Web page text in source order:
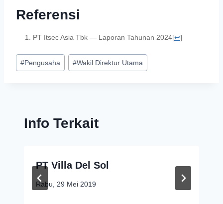
Referensi
PT Itsec Asia Tbk — Laporan Tahunan 2024[↩]
#Pengusaha #Wakil Direktur Utama
Info Terkait
PT Villa Del Sol
Rabu, 29 Mei 2019